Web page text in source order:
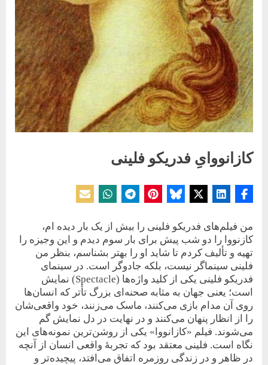
کازانووایِ فدریکو فلینی
10 نوامبر 2025
حسین دولت‌آبادی
من فیلم‌های فدریکو فلینی را بیش از یک بار دیده ام،
کازنووا را دو شب پیش برای بار سوم دیدم و این وجیزه را
تهیه و تألیف کردم تا شاید او را بهتر بشناسم، بنظر من
فلینی سینماگر نیست، بلکه جادوگر است. در سینمای
فدریکو فلینی یکی از کلید واژه‌ها (Spectacle) نمایش
است؛ یعنی جهان به‌ مثابه صحنه‌ای بزرگ تأتر که انسان‌ها
روی آن مدام بازی می‌کنند، ماسک می‌زنند، خود واقعی‌شان
را از انظار پنهان می‌کنند و در نهایت در دل نمایش گم
می‌شوند. فیلم «کازانووا» یکی از روشن‌ترین نمونه‌های این
نگاه است. فلینی معتقد بود که تجربۀ واقعی انسان از آنچه
در ظاهر و در زندگی روزمره اتفاق می‌افتد، پیچیده‌تر و